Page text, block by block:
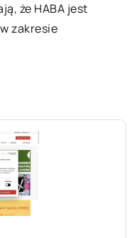
że HABA jest
zakresie